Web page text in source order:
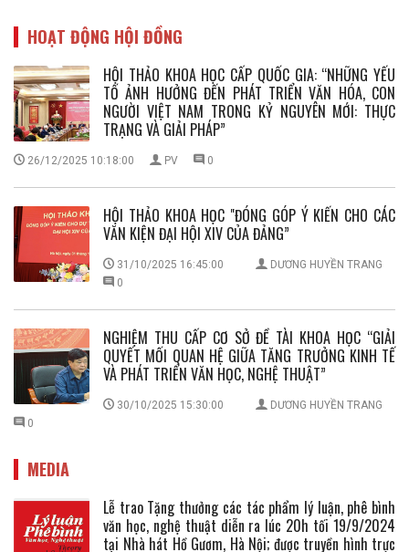
HOẠT ĐỘNG HỘI ĐỒNG
HỘI THẢO KHOA HỌC CẤP QUỐC GIA: “NHỮNG YẾU
TỐ ẢNH HƯỞNG ĐẾN PHÁT TRIỂN VĂN HÓA, CON
NGƯỜI VIỆT NAM TRONG KỶ NGUYÊN MỚI: THỰC
TRẠNG VÀ GIẢI PHÁP”
26/12/2025 10:18:00 PV 0
HỘI THẢO KHOA HỌC "ĐÓNG GÓP Ý KIẾN CHO CÁC
VĂN KIỆN ĐẠI HỘI XIV CỦA ĐẢNG”
31/10/2025 16:45:00
DƯƠNG HUYỀN TRANG
0
NGHIỆM THU CẤP CƠ SỞ ĐỀ TÀI KHOA HỌC “GIẢI
QUYẾT MỐI QUAN HỆ GIỮA TĂNG TRƯỞNG KINH TẾ
VÀ PHÁT TRIỂN VĂN HỌC, NGHỆ THUẬT”
30/10/2025 15:30:00
DƯƠNG HUYỀN TRANG
0
MEDIA
Lễ trao Tặng thưởng các tác phẩm lý luận, phê bình
văn học, nghệ thuật diễn ra lúc 20h tối 19/9/2024
tại Nhà hát Hồ Gươm, Hà Nội; được truyền hình trực